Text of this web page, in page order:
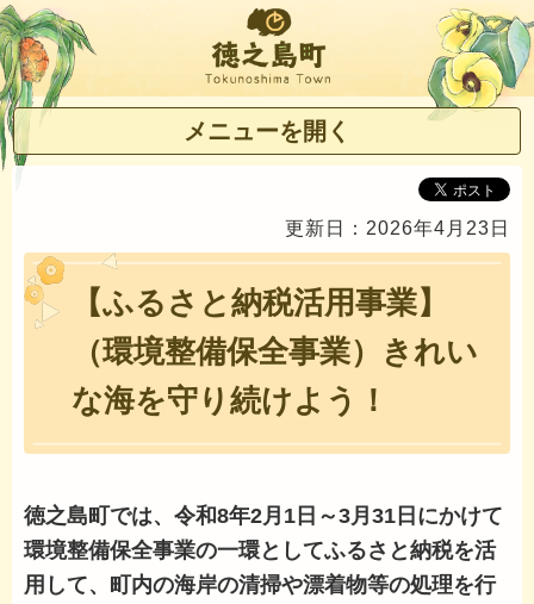
徳之島町
メニューを開く
更新日：2026年4月23日
【ふるさと納税活用事業】
（環境整備保全事業）きれい
な海を守り続けよう！
徳之島町では、令和8年2月1日～3月31日にかけて
環境整備保全事業の一環としてふるさと納税を活
用して、町内の海岸の清掃や漂着物等の処理を行